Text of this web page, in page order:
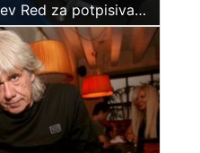
021 MIša Mihajlo Kravcev Red za potpisivanje, rsajam knjiga, Beograd, 24 okt 2016